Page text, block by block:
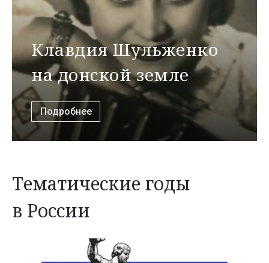
Клавдия Шульженко
на донской земле
Подробнее
Тематические годы
в России